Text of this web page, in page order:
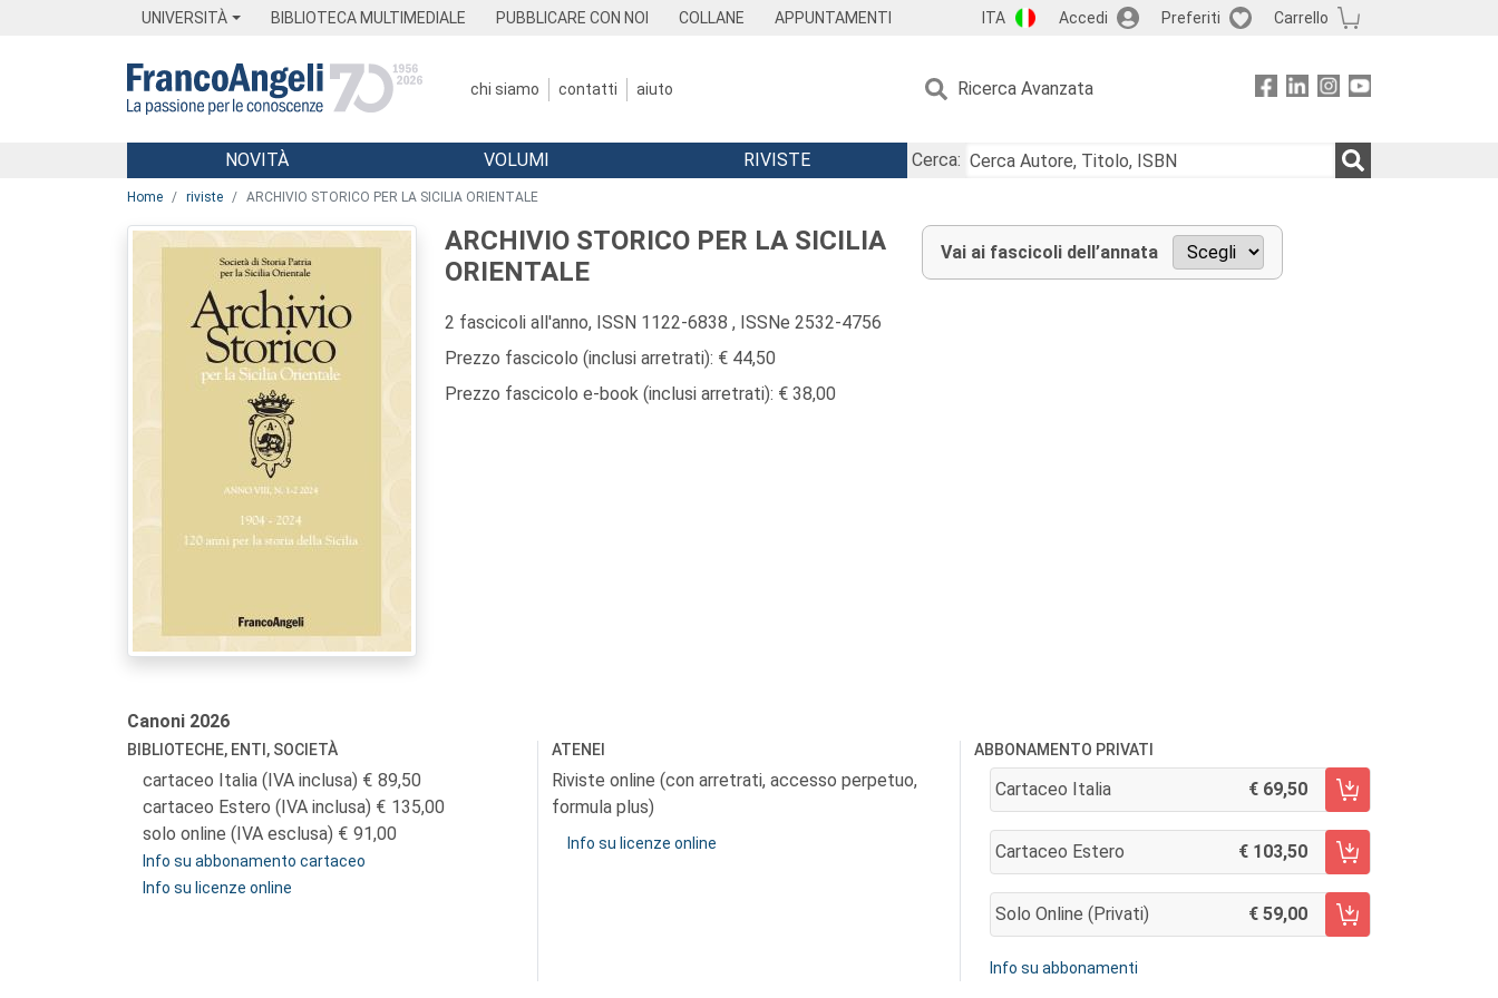
UNIVERSITÀ BIBLIOTECA MULTIMEDIALE PUBBLICARE CON NOI COLLANE APPUNTAMENTI ITA Accedi Preferiti Carrello
chi siamo contatti aiuto Ricerca Avanzata
Menu
NOVITÀ VOLUMI RIVISTE
Cerca:
Home riviste ARCHIVIO STORICO PER LA SICILIA ORIENTALE
ARCHIVIO STORICO PER LA SICILIA
ORIENTALE
2 fascicoli all'anno, ISSN 1122-6838 , ISSNe 2532-4756
Prezzo fascicolo (inclusi arretrati): € 44,50
Prezzo fascicolo e-book (inclusi arretrati): € 38,00
Vai ai fascicoli dell’annata
Canoni 2026
BIBLIOTECHE, ENTI, SOCIETÀ
cartaceo Italia (IVA inclusa)
89,50
cartaceo Estero (IVA inclusa)
135,00
solo online (IVA esclusa)
91,00
Info su abbonamento cartaceo
Info su licenze online
ATENEI
Riviste online (con arretrati, accesso perpetuo,
formula plus)
Info su licenze online
ABBONAMENTO PRIVATI
Cartaceo Italia 69,50
AGGIUNGI AL CARRELLO
Cartaceo Estero 103,50
AGGIUNGI AL CARRELLO
Solo Online (privati) 59,00
AGGIUNGI AL CARRELLO
Info su abbonamenti